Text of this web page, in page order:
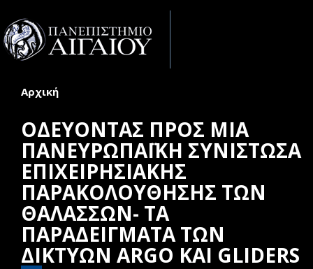
Παράκαμψη προς το κυρίως περιεχόμενο
Είστε εδώ
Αρχική
ΟΔΕΥΟΝΤΑΣ ΠΡΟΣ ΜΙΑ
ΠΑΝΕΥΡΩΠΑΪΚΗ ΣΥΝΙΣΤΩΣΑ
ΕΠΙΧΕΙΡΗΣΙΑΚΗΣ
ΠΑΡΑΚΟΛΟΥΘΗΣΗΣ ΤΩΝ
ΘΑΛΑΣΣΩΝ- ΤΑ
ΠΑΡΑΔΕΙΓΜΑΤΑ ΤΩΝ
ΔΙΚΤΥΩΝ ARGO ΚΑΙ GLIDERS